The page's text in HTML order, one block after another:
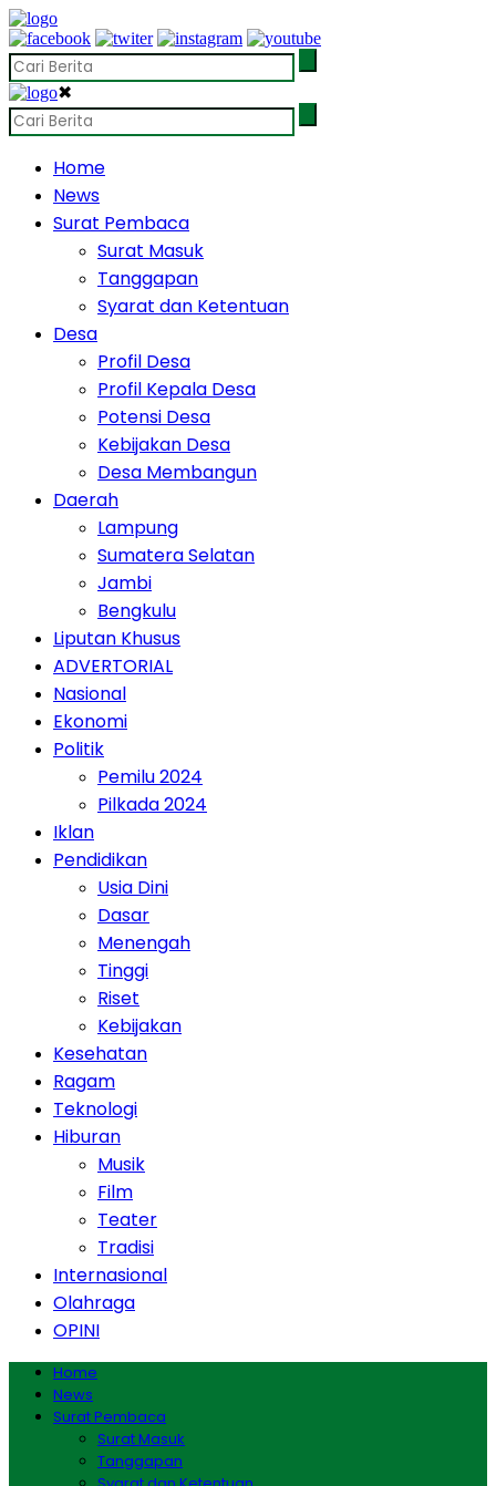
✖
Home
News
Surat Pembaca
Surat Masuk
Tanggapan
Syarat dan Ketentuan
Desa
Profil Desa
Profil Kepala Desa
Potensi Desa
Kebijakan Desa
Desa Membangun
Daerah
Lampung
Sumatera Selatan
Jambi
Bengkulu
Liputan Khusus
ADVERTORIAL
Nasional
Ekonomi
Politik
Pemilu 2024
Pilkada 2024
Iklan
Pendidikan
Usia Dini
Dasar
Menengah
Tinggi
Riset
Kebijakan
Kesehatan
Ragam
Teknologi
Hiburan
Musik
Film
Teater
Tradisi
Internasional
Olahraga
OPINI
Home
News
Surat Pembaca
Surat Masuk
Tanggapan